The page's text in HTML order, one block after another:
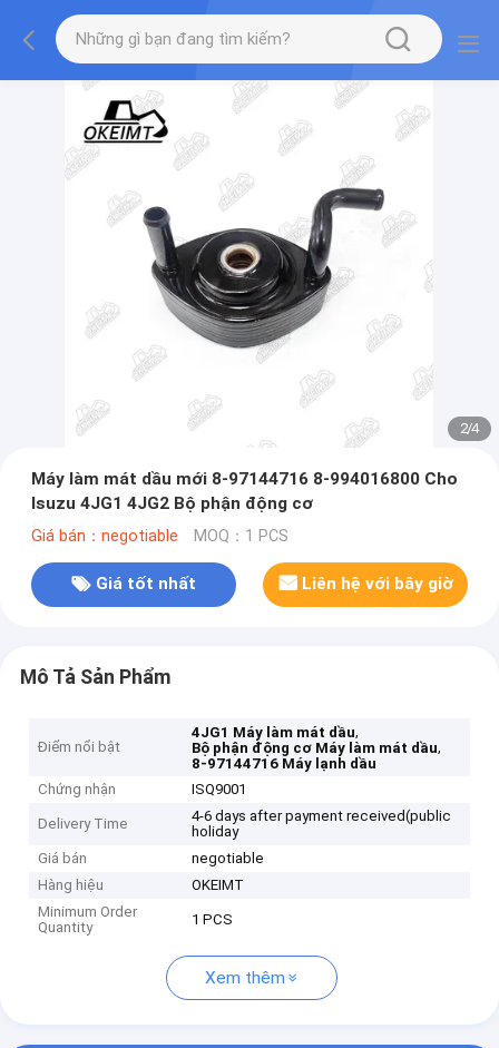
2/4
Máy làm mát dầu mới 8-97144716 8-994016800 Cho
Isuzu 4JG1 4JG2 Bộ phận động cơ
Giá bán：negotiable MOQ：1 PCS
Giá tốt nhất Liên hệ với bây giờ
Mô Tả Sản Phẩm
Điểm nổi bật
4JG1 Máy làm mát dầu,
Bộ phận động cơ Máy làm mát dầu,
8-97144716 Máy lạnh dầu
Chứng nhận
ISQ9001
Delivery Time
4-6 days after payment received(public
holiday
Giá bán
negotiable
Hàng hiệu
OKEIMT
Minimum Order
Quantity
1 PCS
Xem thêm